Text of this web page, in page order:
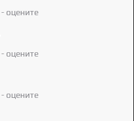
- оцените
- оцените
- оцените